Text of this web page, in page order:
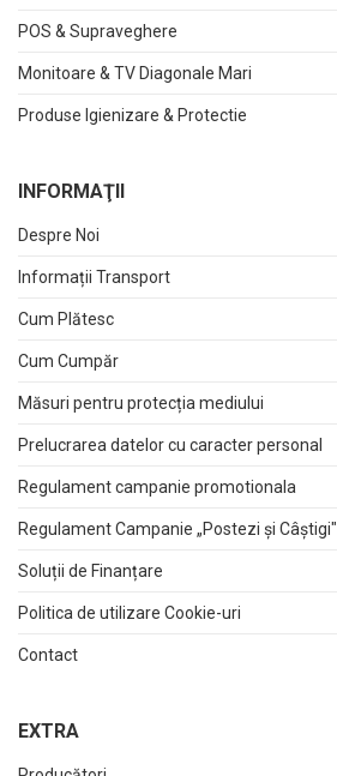
POS & Supraveghere
Monitoare & TV Diagonale Mari
Produse Igienizare & Protectie
INFORMAŢII
Despre Noi
Informații Transport
Cum Plătesc
Cum Cumpăr
Măsuri pentru protecția mediului
Prelucrarea datelor cu caracter personal
Regulament campanie promotionala
Regulament Campanie „Postezi și Câștigi"
Soluții de Finanțare
Politica de utilizare Cookie-uri
Contact
EXTRA